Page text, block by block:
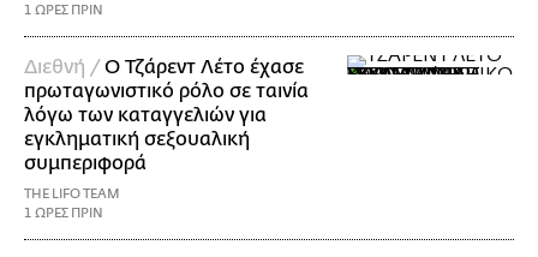
1 ΩΡΕΣ ΠΡΙΝ
Διεθνή /Ο Τζάρεντ Λέτο έχασε
πρωταγωνιστικό ρόλο σε ταινία
λόγω των καταγγελιών για
εγκληματική σεξουαλική
συμπεριφορά
THE LIFO TEAM
1 ΩΡΕΣ ΠΡΙΝ